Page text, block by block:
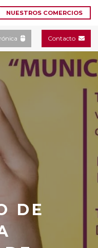
NUESTROS COMERCIOS
Contacto
DE